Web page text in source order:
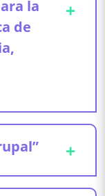
Lettieri
UNLP) Dra.
la
de
+
(Dra. en
(Esp.
+